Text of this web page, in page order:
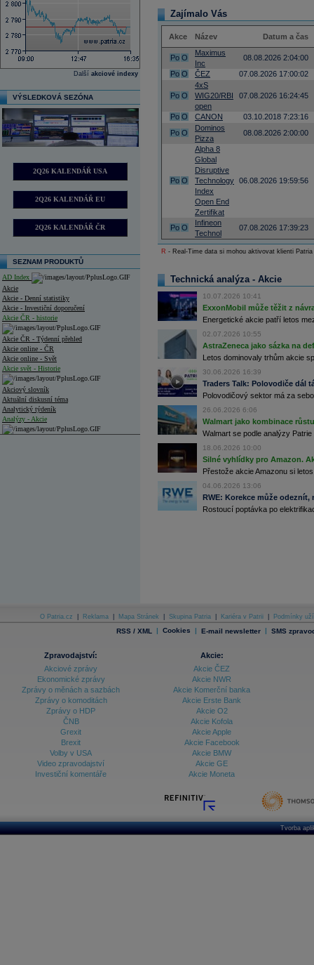
Další akciové indexy
VÝSLEDKOVÁ SEZÓNA
2Q26 KALENDÁŘ USA
2Q26 KALENDÁŘ EU
2Q26 KALENDÁŘ ČR
SEZNAM PRODUKTŮ
AD Index
Akcie
Akcie - Denní statistiky
Akcie - Investiční doporučení
Akcie ČR - historie
Akcie ČR - Týdenní přehled
Akcie online - ČR
Akcie online - Svět
Akcie svět - Historie
Akciový slovník
Aktuální diskusní téma
Analytický týdeník
Analýzy - Akcie
Archiv - Měnová politika
Archiv - Treasury alerty
Archiv - Vývoj české koruny
Archiv analýz - Makroukazatele
Ceny průmyslových výrobců - Data a prognózy
Ceny průmyslových výrobců - Graf (ČR)
Databanka - Akcie
Zajímalo Vás
Akce Název Datum a čas
Po O
Maximus
Inc
08.08.2026 2:04:00
Po O ČEZ 07.08.2026 17:00:02
Po O
4xS
WIG20/RBI
open
07.08.2026 16:24:45
Po O CANON
03.10.2018 7:23:16
Po O
Dominos
Pizza
08.08.2026 2:00:00
Po O
Alpha 8
Global
Disruptive
Technology
Index
Open End
Zertifikat
06.08.2026 19:59:56
Po O
Infineon
Technol
07.08.2026 17:39:23
R - Real-Time data si mohou aktivovat klienti
Technická analýza - Akcie
10.07.2026 10:41
ExxonMobil může těžit z
Energetické akcie patří letos
02.07.2026 10:55
AstraZeneca jako sázka na
Letos dominovaly trhům akcie
30.06.2026 16:39
Traders Talk: Polovodiče dál
Polovodičový sektor má za
26.06.2026 6:06
Walmart jako kombinace
Walmart se podle analýzy
18.06.2026 10:00
Silné vyhlídky pro Amazon.
Přestože akcie Amazonu si
04.06.2026 13:06
RWE: Korekce může
Rostoucí poptávka po
O Patria.cz Reklama Mapa Stránek Skupina Patria Kariéra v Patrii Podmínky
RSS / XML | Cookies | E-mail newsletter | SMS
Zpravodajství:
Akciové zprávy
Ekonomické zprávy
Zprávy o měnách a sazbách
Zprávy o komoditách
Zprávy o HDP
ČNB
Grexit
Brexit
Volby v USA
Video zpravodajství
Investiční komentáře
Akcie:
Akcie ČEZ
Akcie NWR
Akcie Komerční banka
Akcie Erste Bank
Akcie O2
Akcie Kofola
Akcie Apple
Akcie Facebook
Akcie BMW
Akcie GE
Akcie Moneta
Tvorba